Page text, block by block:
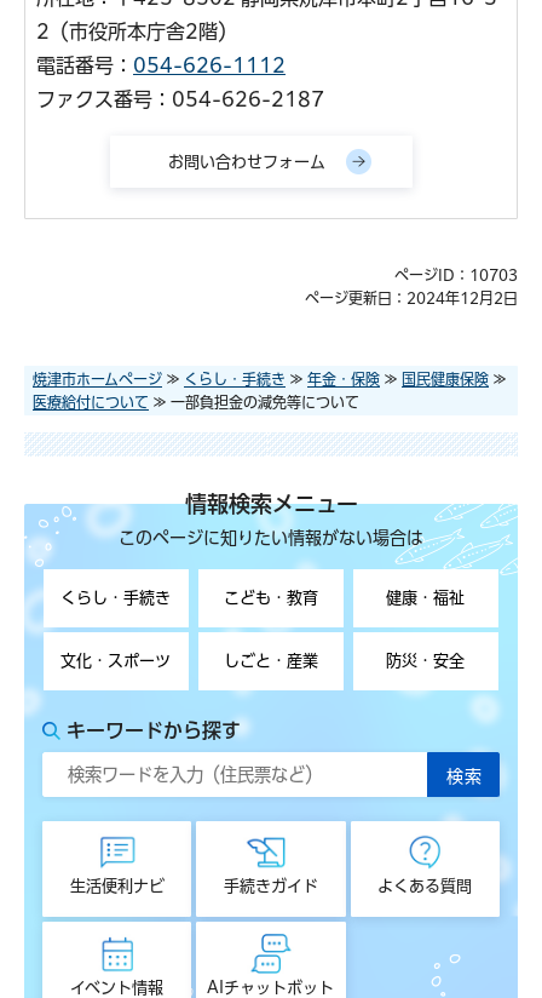
2（市役所本庁舎2階）
電話番号： 054-626-1112
ファクス番号：054-626-2187
ページID：10703
ページ更新日：2024年12月2日
焼津市ホームページ ≫ くらし・手続き ≫ 年金・保険 ≫ 国民健康保険 ≫
医療給付について ≫ 一部負担金の減免等について
情報検索メニュー
このページに知りたい情報がない場合は
くらし・手続き こども・教育 健康・福祉
文化・スポーツ しごと・産業 防災・安全
キーワードから探す
生活便利ナビ 手続きガイド よくある質問
イベント情報 AIチャットボット